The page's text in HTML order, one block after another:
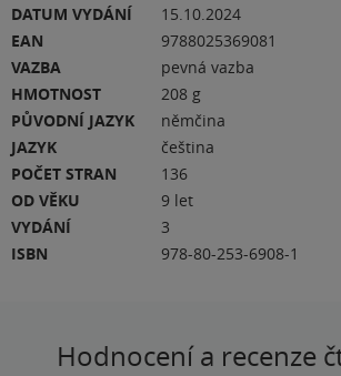
DATUM VYDÁNÍ
15.10.2024
EAN
9788025369081
VAZBA
pevná vazba
HMOTNOST
208 g
PŮVODNÍ JAZYK
němčina
JAZYK
čeština
POČET STRAN
136
OD VĚKU
9 let
VYDÁNÍ
3
ISBN
978-80-253-6908-1
Hodnocení a recenze